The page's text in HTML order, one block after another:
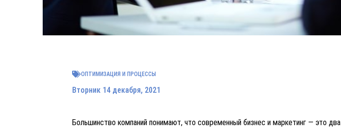
ОПТИМИЗАЦИЯ И ПРОЦЕССЫ
Вторник 14 декабря, 2021
Большинство компаний понимают, что современный бизнес и маркетинг — это два